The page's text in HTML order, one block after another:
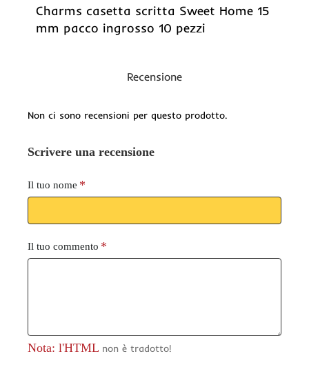
-51%
Charms casetta scritta Sweet Home 15
mm pacco ingrosso 10 pezzi
Recensione
Non ci sono recensioni per questo prodotto.
Scrivere una recensione
Il tuo nome
Il tuo commento
Nota: l'HTML non è tradotto!